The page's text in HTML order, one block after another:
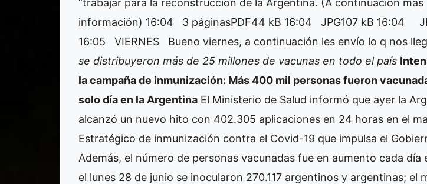
“trabajar para la reconstrucción de la Argentina. (A continuación más
información) 16:04 3 páginasPDF44 kB 16:04 JPG107 kB 16:04
16:05
VIERNES Bueno viernes, a continuación les envío lo q nos
se distribuyeron más de 25 millones de vacunas en todo el país
la campaña de inmunización: Más 400 mil personas fueron
solo día en la Argentina El Ministerio de Salud informó que ayer la
alcanzó un nuevo hito con 402.305 aplicaciones en 24 horas en el
Estratégico de inmunización contra el Covid-19 que impulsa el
Además, el número de personas vacunadas fue en aumento cada día
el lunes 28 de junio se inocularon 270.117 argentinos y argentinas; el